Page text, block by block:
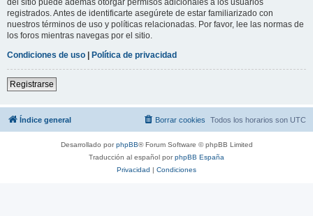
registrados. Antes de identificarte asegúrete de estar familiarizado con
nuestros términos de uso y políticas relacionadas. Por favor, lee las normas de
los foros mientras navegas por el sitio.
Condiciones de uso | Política de privacidad
Registrarse
Índice general Todos los horarios son UTC
Borrar cookies
Desarrollado porphpBB® Forum Software © phpBB Limited
Traducción al español porphpBB España
Privacidad | Condiciones